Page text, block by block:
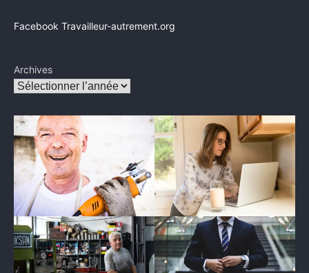
Facebook Travailleur-autrement.org
Archives